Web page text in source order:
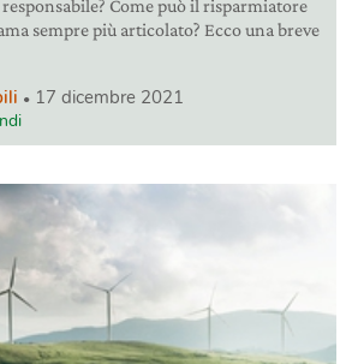
Come può il risparmiatore
sempre più articolato? Ecco una breve
17 dicembre 2021